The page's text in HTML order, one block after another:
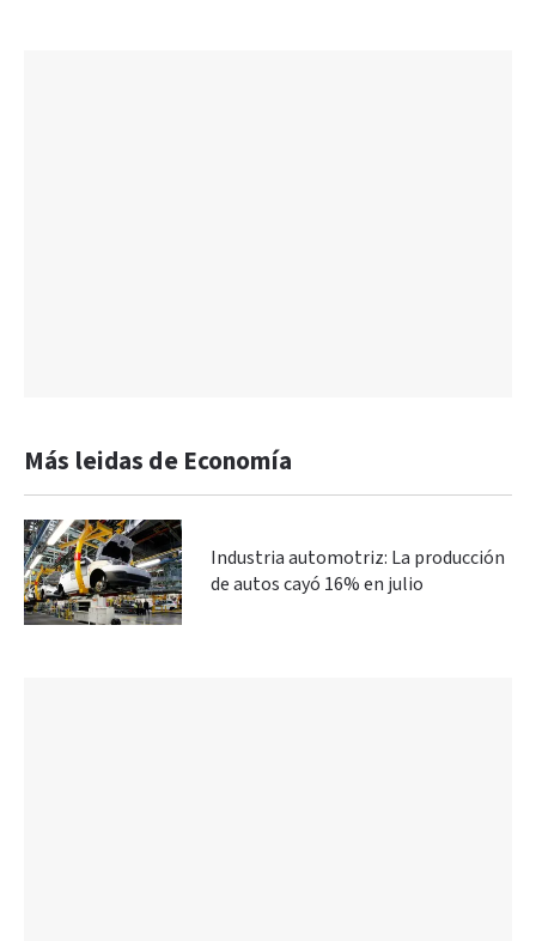
Más leidas de Economía
Industria automotriz: La producción
de autos cayó 16% en julio